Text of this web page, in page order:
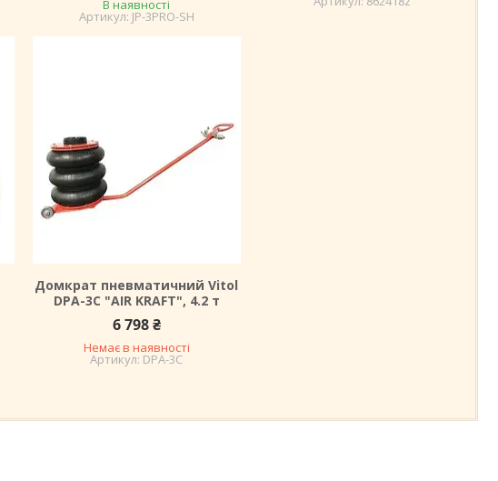
В наявності
JP-3PRO-SH
Домкрат пневматичний Vitol
DPA-3C "AIR KRAFT", 4.2 т
6 798 ₴
Немає в наявності
DPA-3C